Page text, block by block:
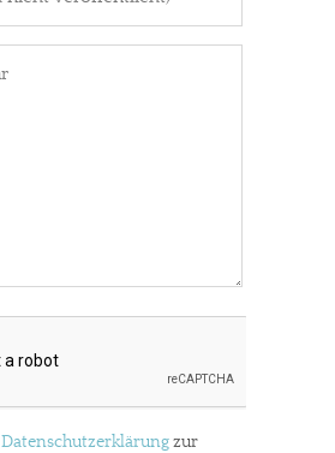
Datenschutzerklärungzur